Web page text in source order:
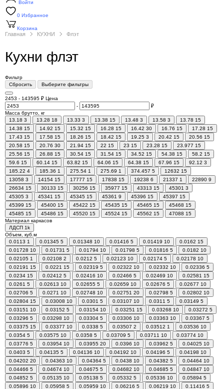
Войти
0 Избранное
Корзина
Главная КУХНИ Флэт
Кухни флэт
Фильтр
Сбросить
Выберите фильтры
2453 - 143595 ₽ Цена
-
₽
Масса брутто, кг
13.18 3 13.28 18 13.33 3 13.38 15 13.48 3 13.58 3 13.78 15
14.38 15 14.92 15 15.32 15 16.28 15 16.42 30 16.76 15 17.28 15
17.43 15 17.58 15 18.26 15 18.42 15 19.25 3 20.42 15 20.56 15
20.58 15 20.76 30 21.94 15 22 15 23 15 23.28 15 23.977 15
25.56 15 26.88 15 30.54 15 31.54 15 34.52 15 54.38 15 58.2 15
59.6 15 60.14 15 63.82 15 64.06 15 64.38 15 67.96 15 92.12 3
185.22 4 185.36 1 275.54 1 275.69 1 374.457 5 12632 15
13058 3 14154 15 17777 15 17838 15 19238 6 21337 1 22890 9
26634 15 30133 15 30256 15 35977 15 43313 15 45301 3
45305 3 45341 15 45345 15 45361 9 45396 15 45397 15
45399 15 45400 15 45422 15 45435 15 45465 15 45468 15
45485 15 45486 15 45520 15 45524 15 45562 15 47088 15
Материал каркасов
ЛДСП 1k
Объем, куб.м
0.0113 1 0.01345 5 0.01348 10 0.01416 5 0.01419 10 0.0162 15
0.01728 10 0.01731 5 0.01794 10 0.01798 5 0.01816 5 0.0182 10
0.02105 1 0.02108 2 0.0212 5 0.02123 10 0.02174 5 0.02178 10
0.02191 15 0.0221 15 0.02319 5 0.02322 10 0.02332 10 0.02336 5
0.0234 15 0.02412 5 0.02416 10 0.02466 5 0.02469 10 0.02581 15
0.0261 5 0.02613 10 0.02655 5 0.02659 10 0.02676 5 0.02677 10
0.02706 5 0.0271 10 0.02748 10 0.02751 20 0.02798 5 0.02802 10
0.02804 15 0.03008 10 0.0301 5 0.03107 10 0.0311 5 0.03149 5
0.03151 10 0.03152 5 0.03154 10 0.03251 15 0.03268 10 0.03272 5
0.03296 5 0.03298 10 0.03304 5 0.03306 10 0.03363 10 0.03367 5
0.03375 15 0.03377 10 0.0338 5 0.03507 2 0.03512 1 0.03536 10
0.0354 5 0.03575 10 0.0358 5 0.03709 5 0.03711 10 0.03774 10
0.03776 5 0.03954 10 0.03955 20 0.0396 10 0.03962 5 0.04025 10
0.0403 5 0.04135 5 0.04136 10 0.04192 10 0.04196 5 0.04198 10
0.04202 20 0.04363 10 0.04364 5 0.0438 10 0.04382 5 0.04464 10
0.04466 5 0.04674 10 0.04675 5 0.04682 10 0.04685 5 0.04847 10
0.04852 5 0.05135 10 0.05138 5 0.05332 5 0.05336 10 0.05894 5
0.05896 10 0.05958 5 0.05959 10 0.06216 5 0.06219 10 0.11416 5